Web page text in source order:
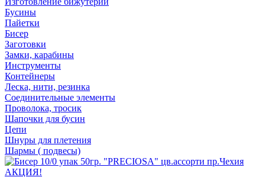
Бусины
Пайетки
Бисер
Заготовки
Замки, карабины
Инструменты
Контейнеры
Леска, нити, резинка
Соединительные элементы
Проволока, тросик
Шапочки для бусин
Цепи
Шнуры для плетения
Шармы ( подвесы)